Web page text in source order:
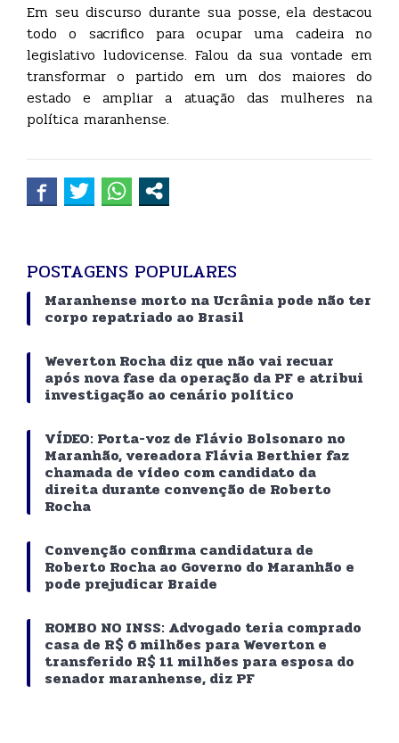
Em seu discurso durante sua posse, ela destacou
todo o sacrifico para ocupar uma cadeira no
legislativo ludovicense. Falou da sua vontade em
transformar o partido em um dos maiores do
estado e ampliar a atuação das mulheres na
política maranhense.
POSTAGENS POPULARES
Maranhense morto na Ucrânia pode não ter
corpo repatriado ao Brasil
Weverton Rocha diz que não vai recuar
após nova fase da operação da PF e atribui
investigação ao cenário político
VÍDEO: Porta-voz de Flávio Bolsonaro no
Maranhão, vereadora Flávia Berthier faz
chamada de vídeo com candidato da
direita durante convenção de Roberto
Rocha
Convenção confirma candidatura de
Roberto Rocha ao Governo do Maranhão e
pode prejudicar Braide
ROMBO NO INSS: Advogado teria comprado
casa de R$ 6 milhões para Weverton e
transferido R$ 11 milhões para esposa do
senador maranhense, diz PF